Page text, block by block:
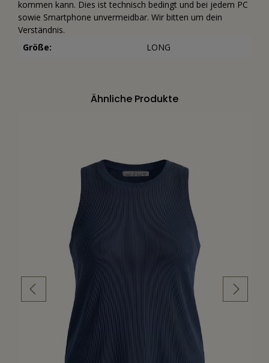
kommen kann. Dies ist technisch bedingt und bei jedem PC
sowie Smartphone unvermeidbar. Wir bitten um dein
Verständnis.
Größe:
LONG
Ähnliche Produkte